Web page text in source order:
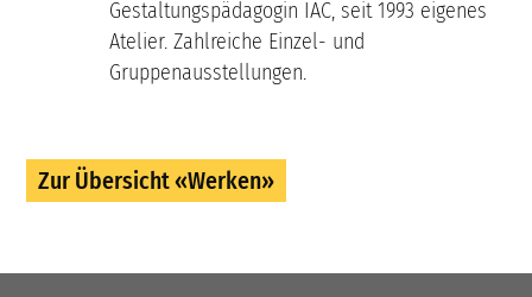
Gestaltungspädagogin IAC, seit 1993 eigenes
Atelier. Zahlreiche Einzel- und
Gruppenausstellungen.
Zur Übersicht «Werken»